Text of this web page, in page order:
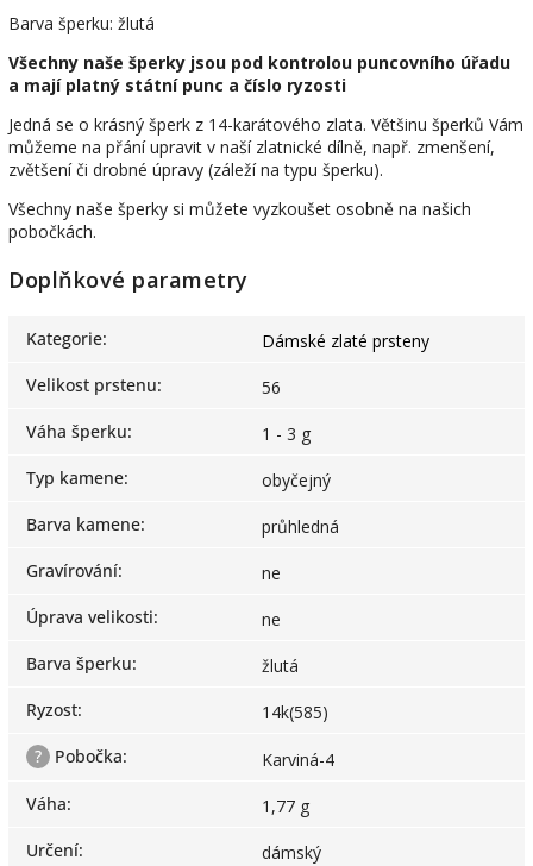
Barva šperku: žlutá
Všechny naše šperky jsou pod kontrolou puncovního úřadu
a mají platný státní punc a číslo ryzosti
Jedná se o krásný šperk z 14-karátového zlata. Většinu šperků Vám
můžeme na přání upravit v naší zlatnické dílně, např. zmenšení,
zvětšení či drobné úpravy (záleží na typu šperku).
Všechny naše šperky si můžete vyzkoušet osobně na našich
pobočkách.
Doplňkové parametry
Kategorie:
Dámské zlaté prsteny
Velikost prstenu:
56
Váha šperku:
1 - 3 g
Typ kamene:
obyčejný
Barva kamene:
průhledná
Gravírování:
ne
Úprava velikosti:
ne
Barva šperku:
žlutá
Ryzost:
14k(585)
?
Pobočka:
Karviná-4
Váha:
1,77 g
Určení:
dámský